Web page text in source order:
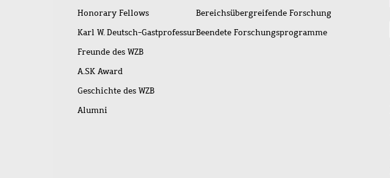
Honorary Fellows
Karl W. Deutsch-Gastprofessur
Freunde des WZB
A.SK Award
Geschichte des WZB
Alumni
Bereichsübergreifende Forschung
Beendete Forschungsprogramme